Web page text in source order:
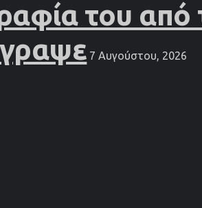
του από
7 Αυγούστου, 2026